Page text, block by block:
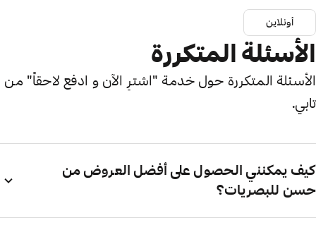
أونلاين
الأسئلة المتكررة
الأسئلة المتكررة حول خدمة "اشترِ الآن و ادفع لاحقاً" من
تابي.
كيف يمكنني الحصول على أفضل العروض من
حسن للبصريات؟